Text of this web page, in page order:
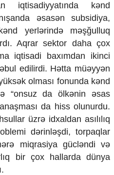
iqtisadiyyatında kənd
əsasən subsidiya,
yerlərində məşğulluq
Aqrar sektor daha çox
iqtisadi baxımdan ikinci
edilirdi. Hətta müəyyən
olması fonunda kənd
“onsuz da ölkənin əsas
da hiss olunurdu.
üzrə idxaldan asılılıq
dərinləşdi, torpaqlar
miqrasiya gücləndi və
bir çox hallarda dünya